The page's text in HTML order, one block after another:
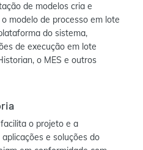
de modelos cria e
modelo de processo em lote
do sistema,
de execução em lote
o MES e outros
o projeto e a
e soluções do